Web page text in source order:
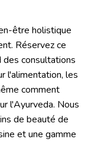
être holistique
Réservez ce
consultations
l'alimentation, les
comment
l'Ayurveda. Nous
de beauté de
et une gamme